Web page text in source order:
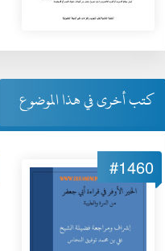
كتب أخرى في هذا الموضوع
#1460